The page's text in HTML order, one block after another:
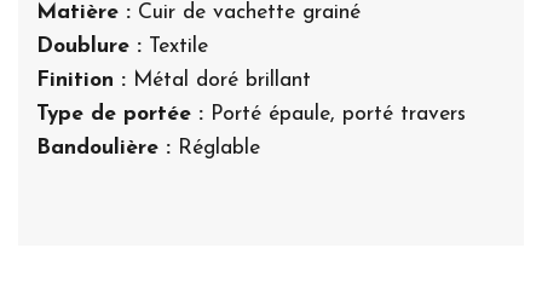
Matière : Cuir de vachette grainé
Doublure :
Textile
Finition : Métal doré brillant
Type de portée : Porté épaule, porté travers
Bandoulière : Réglable